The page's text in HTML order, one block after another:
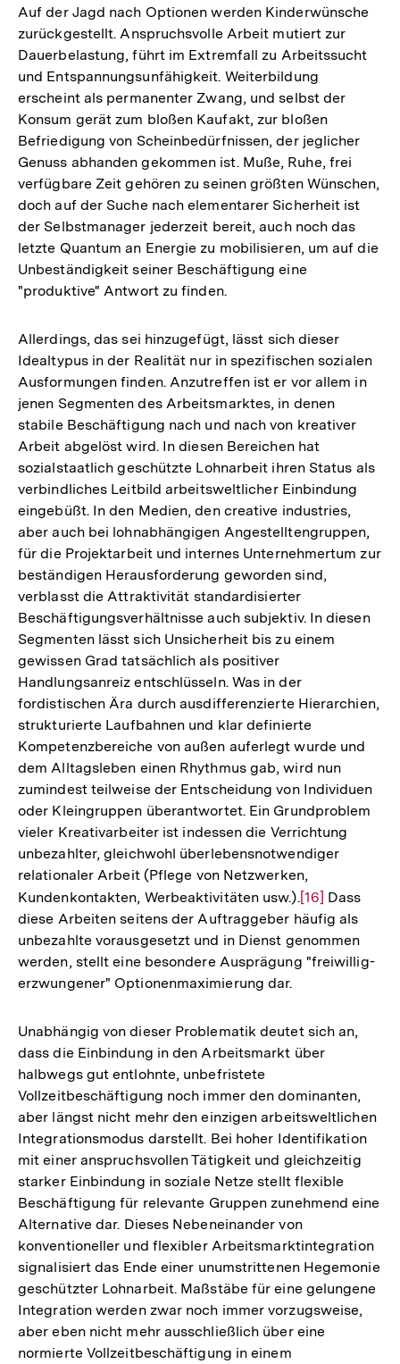
Auf der Jagd nach Optionen werden Kinderwünsche
zurückgestellt. Anspruchsvolle Arbeit mutiert zur
Dauerbelastung, führt im Extremfall zu Arbeitssucht
und Entspannungsunfähigkeit. Weiterbildung
erscheint als permanenter Zwang, und selbst der
Konsum gerät zum bloßen Kaufakt, zur bloßen
Befriedigung von Scheinbedürfnissen, der jeglicher
Genuss abhanden gekommen ist. Muße, Ruhe, frei
verfügbare Zeit gehören zu seinen größten Wünschen,
doch auf der Suche nach elementarer Sicherheit ist
der Selbstmanager jederzeit bereit, auch noch das
letzte Quantum an Energie zu mobilisieren, um auf die
Unbeständigkeit seiner Beschäftigung eine
"produktive" Antwort zu finden.
Allerdings, das sei hinzugefügt, lässt sich dieser
Idealtypus in der Realität nur in spezifischen sozialen
Ausformungen finden. Anzutreffen ist er vor allem in
jenen Segmenten des Arbeitsmarktes, in denen
stabile Beschäftigung nach und nach von kreativer
Arbeit abgelöst wird. In diesen Bereichen hat
sozialstaatlich geschützte Lohnarbeit ihren Status als
verbindliches Leitbild arbeitsweltlicher Einbindung
eingebüßt. In den Medien, den creative industries,
aber auch bei lohnabhängigen Angestelltengruppen,
für die Projektarbeit und internes Unternehmertum zur
beständigen Herausforderung geworden sind,
verblasst die Attraktivität standardisierter
Beschäftigungsverhältnisse auch subjektiv. In diesen
Segmenten lässt sich Unsicherheit bis zu einem
gewissen Grad tatsächlich als positiver
Handlungsanreiz entschlüsseln. Was in der
fordistischen Ära durch ausdifferenzierte Hierarchien,
strukturierte Laufbahnen und klar definierte
Kompetenzbereiche von außen auferlegt wurde und
dem Alltagsleben einen Rhythmus gab, wird nun
zumindest teilweise der Entscheidung von Individuen
oder Kleingruppen überantwortet. Ein Grundproblem
vieler Kreativarbeiter ist indessen die Verrichtung
unbezahlter, gleichwohl überlebensnotwendiger
relationaler Arbeit (Pflege von Netzwerken,
Kundenkontakten, Werbeaktivitäten usw.).Zur
Auflösung
der
Fußnote
[16] Dass
diese Arbeiten seitens der Auftraggeber häufig als
unbezahlte vorausgesetzt und in Dienst genommen
werden, stellt eine besondere Ausprägung "freiwillig-
erzwungener" Optionenmaximierung dar.
Unabhängig von dieser Problematik deutet sich an,
dass die Einbindung in den Arbeitsmarkt über
halbwegs gut entlohnte, unbefristete
Vollzeitbeschäftigung noch immer den dominanten,
aber längst nicht mehr den einzigen arbeitsweltlichen
Integrationsmodus darstellt. Bei hoher Identifikation
mit einer anspruchsvollen Tätigkeit und gleichzeitig
starker Einbindung in soziale Netze stellt flexible
Beschäftigung für relevante Gruppen zunehmend eine
Alternative dar. Dieses Nebeneinander von
konventioneller und flexibler Arbeitsmarktintegration
signalisiert das Ende einer unumstrittenen Hegemonie
geschützter Lohnarbeit. Maßstäbe für eine gelungene
Integration werden zwar noch immer vorzugsweise,
aber eben nicht mehr ausschließlich über eine
normierte Vollzeitbeschäftigung in einem